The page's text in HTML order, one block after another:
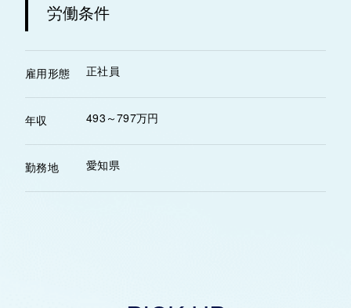
労働条件
雇用形態 正社員
年収 493～797万円
勤務地 愛知県